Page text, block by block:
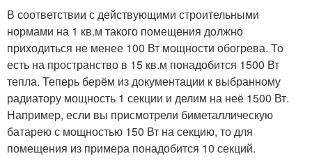
В соответствии с действующими строительными
нормами на 1 кв.м такого помещения должно
приходиться не менее 100 Вт мощности обогрева. То
есть на пространство в 15 кв.м понадобится 1500 Вт
тепла. Теперь берём из документации к выбранному
радиатору мощность 1 секции и делим на неё 1500 Вт.
Например, если вы присмотрели биметаллическую
батарею с мощностью 150 Вт на секцию, то для
помещения из примера понадобится 10 секций.